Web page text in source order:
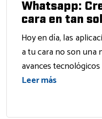
Whatsapp:
cara en tan
Hoy en día, las
a tu cara no son una
avances
Leer más